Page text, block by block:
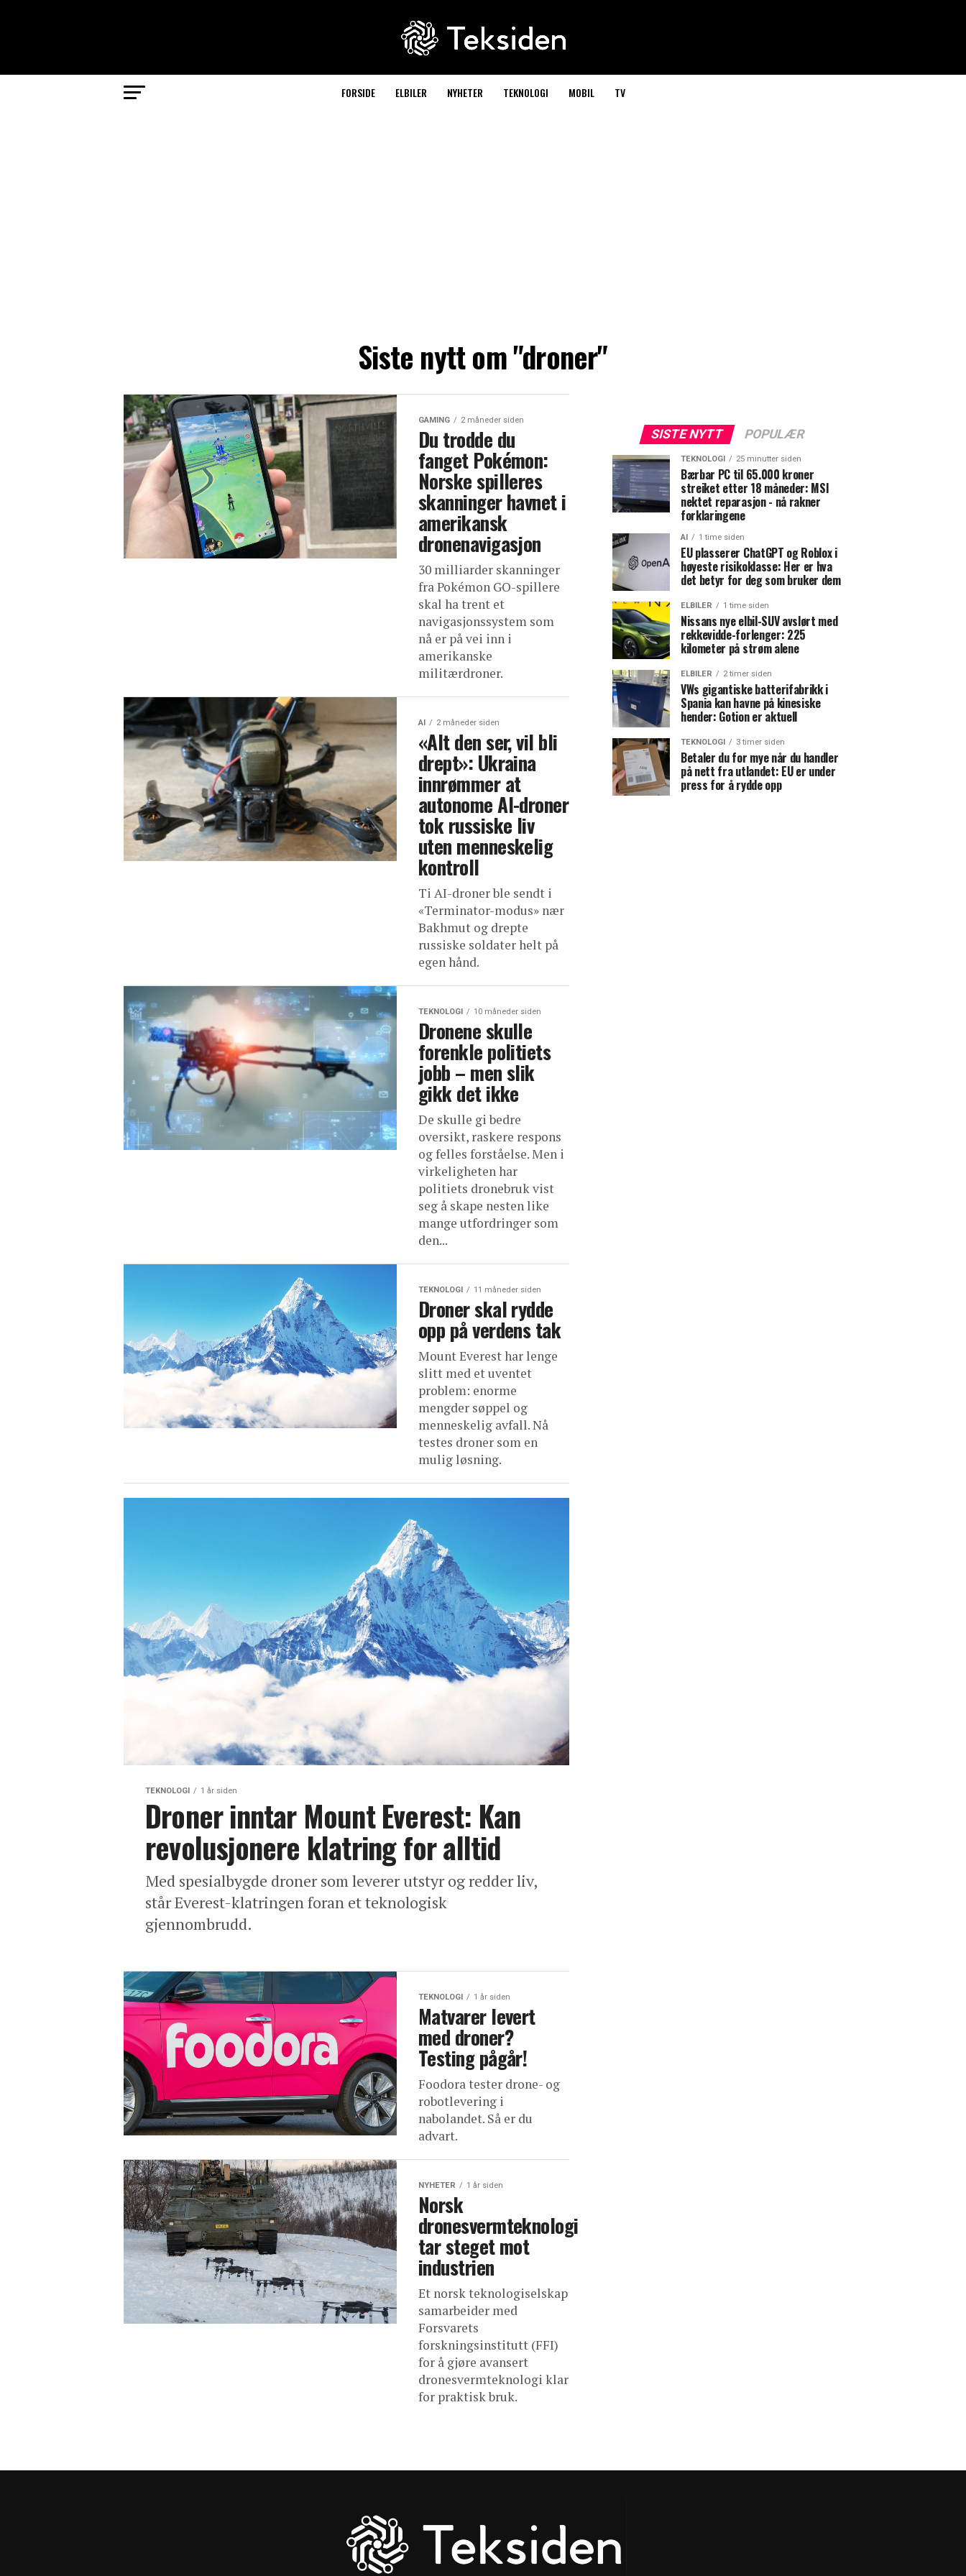
FORSIDE ELBILER NYHETER TEKNOLOGI MOBIL TV
Siste nytt om "droner"
GAMING 2 måneder siden
Du trodde du
fanget Pokémon:
Norske spilleres
skanninger havnet i
amerikansk
dronenavigasjon
30 milliarder skanninger
fra Pokémon GO-spillere
skal ha trent et
navigasjonssystem som
nå er på vei inn i
amerikanske
militærdroner.
AI 2 måneder siden
«Alt den ser, vil bli
drept»: Ukraina
innrømmer at
autonome AI-droner
tok russiske liv
uten menneskelig
kontroll
Ti AI-droner ble sendt i
«Terminator-modus» nær
Bakhmut og drepte
russiske soldater helt på
egen hånd.
TEKNOLOGI 10 måneder siden
Dronene skulle
forenkle politiets
jobb – men slik
gikk det ikke
De skulle gi bedre
oversikt, raskere respons
og felles forståelse. Men i
virkeligheten har
politiets dronebruk vist
seg å skape nesten like
mange utfordringer som
den...
TEKNOLOGI 11 måneder siden
Droner skal rydde
opp på verdens tak
Mount Everest har lenge
slitt med et uventet
problem: enorme
mengder søppel og
menneskelig avfall. Nå
testes droner som en
mulig løsning.
TEKNOLOGI 1 år siden
Droner inntar Mount Everest: Kan
revolusjonere klatring for alltid
Med spesialbygde droner som leverer utstyr og redder liv,
står Everest-klatringen foran et teknologisk
gjennombrudd.
TEKNOLOGI 1 år siden
Matvarer levert
med droner?
Testing pågår!
Foodora tester drone- og
robotlevering i
nabolandet. Så er du
advart.
NYHETER 1 år siden
Norsk
dronesvermteknologi
tar steget mot
industrien
Et norsk teknologiselskap
samarbeider med
Forsvarets
forskningsinstitutt (FFI)
for å gjøre avansert
dronesvermteknologi klar
for praktisk bruk.
SISTE NYTT POPULÆR
TEKNOLOGI 25 minutter siden
Bærbar PC til 65.000 kroner
streiket etter 18 måneder: MSI
nektet reparasjon - nå rakner
forklaringene
AI 1 time siden
EU plasserer ChatGPT og Roblox i
høyeste risikoklasse: Her er hva
det betyr for deg som bruker dem
ELBILER 1 time siden
Nissans nye elbil-SUV avslørt med
rekkevidde-forlenger: 225
kilometer på strøm alene
ELBILER 2 timer siden
VWs gigantiske batterifabrikk i
Spania kan havne på kinesiske
hender: Gotion er aktuell
TEKNOLOGI 3 timer siden
Betaler du for mye når du handler
på nett fra utlandet: EU er under
press for å rydde opp